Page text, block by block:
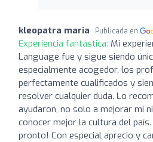
kleopatra maria Publicada en
Experiencia fantástica: Mi
Language fue y sigue siendo
especialmente acogedor, los
perfectamente cualificados y
resolver cualquier duda. Lo
ayudaron, no solo a mejorar mi
conocer mejor la cultura del
pronto! Con especial aprecio y